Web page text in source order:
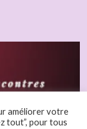
améliorer votre
tout”, pour tous